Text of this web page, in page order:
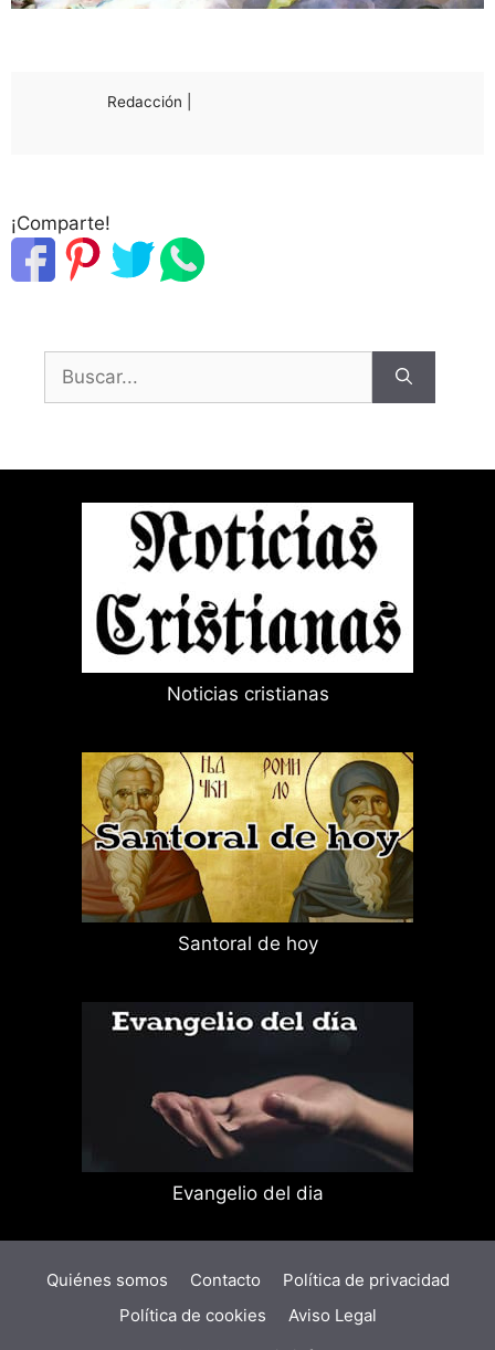
Redacción |
¡Comparte!
Noticias cristianas
Santoral de hoy
Evangelio del dia
Quiénes somos Contacto
Política de privacidad
Política de cookies
Aviso Legal